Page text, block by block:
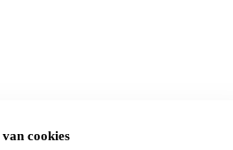
cookies